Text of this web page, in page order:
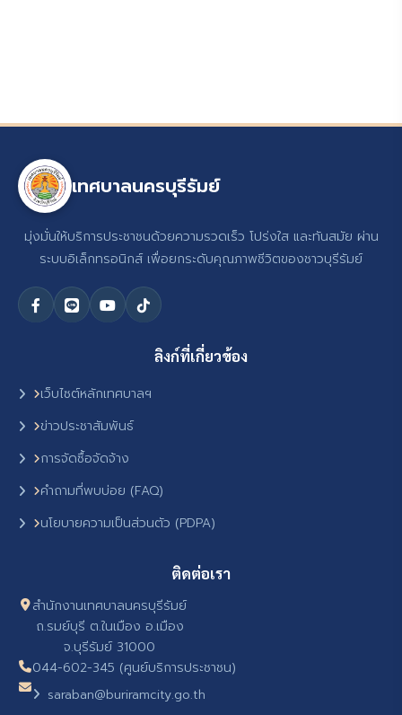
เทศบาลนครบุรีรัมย์
มุ่งมั่นให้บริการประชาชนด้วยความรวดเร็ว โปร่งใส และทันสมัย ผ่าน
ระบบอิเล็กทรอนิกส์ เพื่อยกระดับคุณภาพชีวิตของชาวบุรีรัมย์
ลิงก์ที่เกี่ยวข้อง
เว็บไซต์หลักเทศบาลฯ
ข่าวประชาสัมพันธ์
การจัดซื้อจัดจ้าง
คำถามที่พบบ่อย (FAQ)
นโยบายความเป็นส่วนตัว (PDPA)
ติดต่อเรา
สำนักงานเทศบาลนครบุรีรัมย์
ถ.รมย์บุรี ต.ในเมือง อ.เมือง
จ.บุรีรัมย์ 31000
044-602-345 (ศูนย์บริการประชาชน)
saraban@buriramcity.go.th